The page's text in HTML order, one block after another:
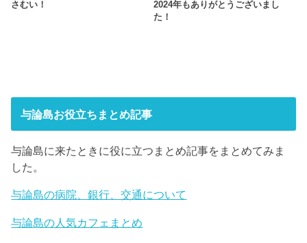
さむい！
2024年もありがとうございまし
た！
与論島お役立ちまとめ記事
与論島に来たときに役に立つまとめ記事をまとめてみま
した。
与論島の病院、銀行、交通について
与論島の人気カフェまとめ